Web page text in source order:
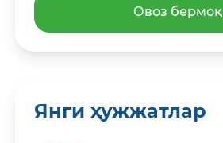
Овоз бермоқ
Янги ҳужжатлар